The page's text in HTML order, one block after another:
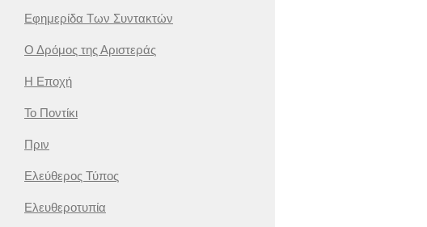
Εφημερίδα Των Συντακτών
Ο Δρόμος της Αριστεράς
Η Εποχή
Το Ποντίκι
Πριν
Ελεύθερος Τύπος
Ελευθεροτυπία